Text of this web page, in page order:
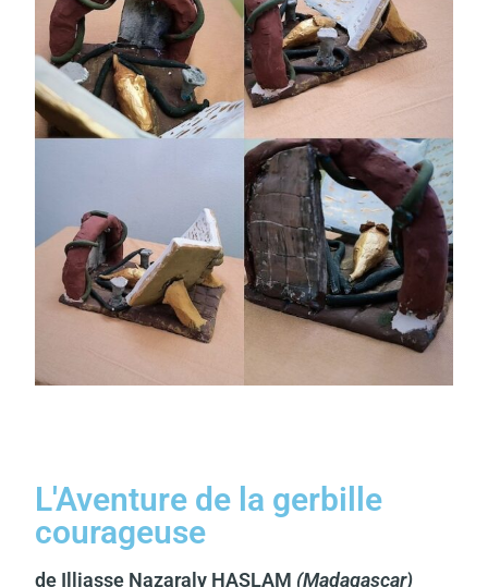
L'Aventure de la gerbille
courageuse
de Illiasse Nazaraly HASLAM (Madagascar)